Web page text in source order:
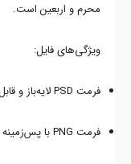
محرم و اربعین است.
ویژگی‌های فایل:
فرمت PSD لایه‌باز و قابل ویرایش در فتوشاپ
فرمت PNG با پس‌زمینه شفاف